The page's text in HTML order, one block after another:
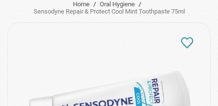
Home / Oral Hygiene /
Sensodyne Repair & Protect Cool Mint Toothpaste 75ml